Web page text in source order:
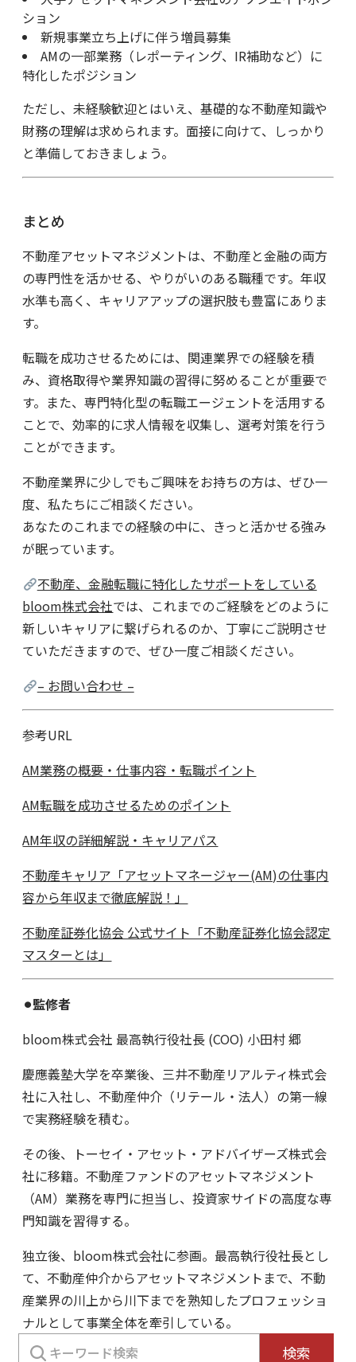
ション
新規事業立ち上げに伴う増員募集
AMの一部業務（レポーティング、IR補助など）に
特化したポジション
ただし、未経験歓迎とはいえ、基礎的な不動産知識や
財務の理解は求められます。面接に向けて、しっかり
と準備しておきましょう。
まとめ
不動産アセットマネジメントは、不動産と金融の両方
の専門性を活かせる、やりがいのある職種です。年収
水準も高く、キャリアアップの選択肢も豊富にありま
す。
転職を成功させるためには、関連業界での経験を積
み、資格取得や業界知識の習得に努めることが重要で
す。また、専門特化型の転職エージェントを活用する
ことで、効率的に求人情報を収集し、選考対策を行う
ことができます。
不動産業界に少しでもご興味をお持ちの方は、ぜひ一
度、私たちにご相談ください。
あなたのこれまでの経験の中に、きっと活かせる強み
が眠っています。
不動産、金融転職に特化したサポートをしている
bloom株式会社では、これまでのご経験をどのように
新しいキャリアに繋げられるのか、丁寧にご説明させ
ていただきますので、ぜひ一度ご相談ください。
– お問い合わせ –
参考URL
AM業務の概要・仕事内容・転職ポイント
AM転職を成功させるためのポイント
AM年収の詳細解説・キャリアパス
不動産キャリア「アセットマネージャー(AM)の仕事内
容から年収まで徹底解説！」
不動産証券化協会 公式サイト「不動産証券化協会認定
マスターとは」
⚫︎監修者
bloom株式会社 最高執行役社長 (COO) 小田村 郷
慶應義塾大学を卒業後、三井不動産リアルティ株式会
社に入社し、不動産仲介（リテール・法人）の第一線
で実務経験を積む。
その後、トーセイ・アセット・アドバイザーズ株式会
社に移籍。不動産ファンドのアセットマネジメント
（AM）業務を専門に担当し、投資家サイドの高度な専
門知識を習得する。
独立後、bloom株式会社に参画。最高執行役社長とし
て、不動産仲介からアセットマネジメントまで、不動
産業界の川上から川下までを熟知したプロフェッショ
ナルとして事業全体を牽引している。
検索